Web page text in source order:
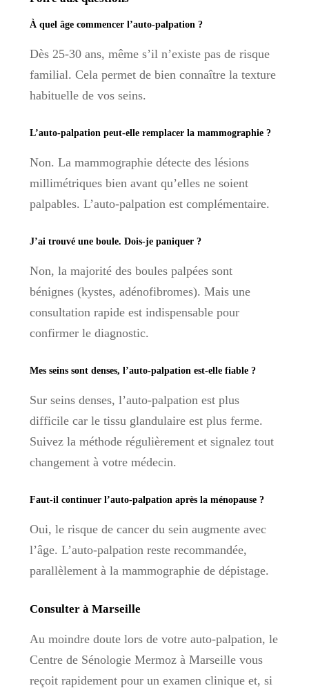
À quel âge commencer l’auto-palpation ?
Dès 25-30 ans, même s’il n’existe pas de risque
familial. Cela permet de bien connaître la texture
habituelle de vos seins.
L’auto-palpation peut-elle remplacer la mammographie ?
Non. La mammographie détecte des lésions
millimétriques bien avant qu’elles ne soient
palpables. L’auto-palpation est complémentaire.
J’ai trouvé une boule. Dois-je paniquer ?
Non, la majorité des boules palpées sont
bénignes (kystes, adénofibromes). Mais une
consultation rapide est indispensable pour
confirmer le diagnostic.
Mes seins sont denses, l’auto-palpation est-elle fiable ?
Sur seins denses, l’auto-palpation est plus
difficile car le tissu glandulaire est plus ferme.
Suivez la méthode régulièrement et signalez tout
changement à votre médecin.
Faut-il continuer l’auto-palpation après la ménopause ?
Oui, le risque de cancer du sein augmente avec
l’âge. L’auto-palpation reste recommandée,
parallèlement à la mammographie de dépistage.
Consulter à Marseille
Au moindre doute lors de votre auto-palpation, le
Centre de Sénologie Mermoz à Marseille vous
reçoit rapidement pour un examen clinique et, si